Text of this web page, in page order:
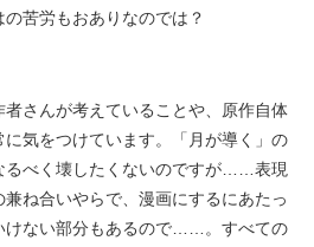
苦労もおありなのでは？
さんが考えていることや、原作自体
気をつけています。「月が導く」の
るべく壊したくないのですが……表現
兼ね合いやらで、漫画にするにあたっ
けない部分もあるので……。すべての